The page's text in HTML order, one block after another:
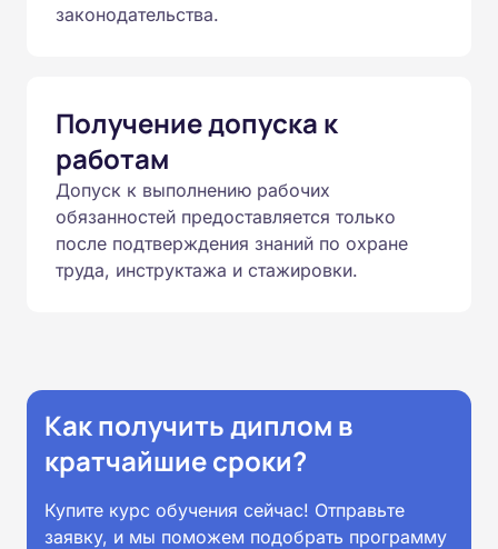
законодательства.
Получение допуска к
работам
Допуск к выполнению рабочих
обязанностей предоставляется только
после подтверждения знаний по охране
труда, инструктажа и стажировки.
Как получить диплом в
кратчайшие сроки?
Купите курс обучения сейчас! Отправьте
заявку, и мы поможем подобрать программу